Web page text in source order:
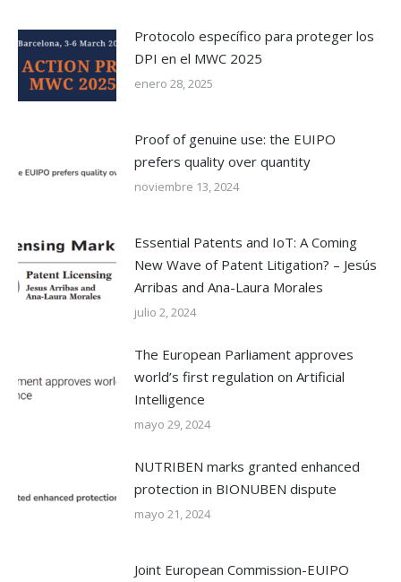
Protocolo específico para proteger los
DPI en el MWC 2025
enero 28, 2025
Proof of genuine use: the EUIPO
prefers quality over quantity
noviembre 13, 2024
Essential Patents and IoT: A Coming
New Wave of Patent Litigation? – Jesús
Arribas and Ana-Laura Morales
julio 2, 2024
The European Parliament approves
world’s first regulation on Artificial
Intelligence
mayo 29, 2024
NUTRIBEN marks granted enhanced
protection in BIONUBEN dispute
mayo 21, 2024
Joint European Commission-EUIPO